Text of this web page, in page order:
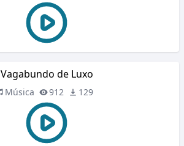
Vagabundo de Luxo
Música 912 129